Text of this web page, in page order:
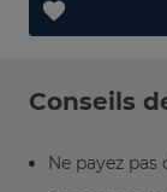
Conseils
Ne payez pas